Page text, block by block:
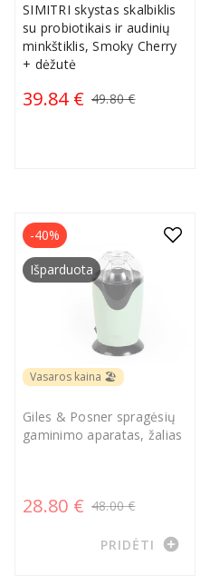
SIMITRI skystas skalbiklis
su probiotikais ir audinių
minkštiklis, Smoky Cherry
+ dėžutė
39.84 € 49.80 €
Vasaros kaina 🏖️
Giles & Posner spragėsių
gaminimo aparatas, žalias
28.80 € 48.00 €
-40%
Išparduota
PRIDĖTI add_circle